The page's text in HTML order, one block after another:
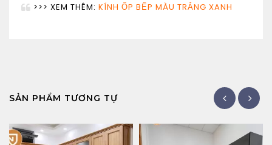
>>> XEM THÊM: KÍNH ỐP BẾP MÀU TRẮNG XANH
SẢN PHẨM TƯƠNG TỰ